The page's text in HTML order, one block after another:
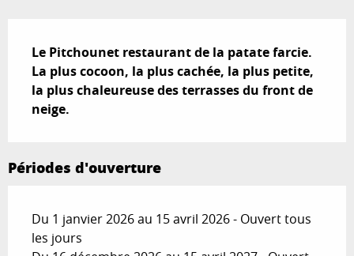
Le Pitchounet restaurant de la patate farcie.
La plus cocoon, la plus cachée, la plus petite,
la plus chaleureuse des terrasses du front de
neige.
Périodes d'ouverture
Du 1 janvier 2026 au 15 avril 2026 - Ouvert tous
les jours